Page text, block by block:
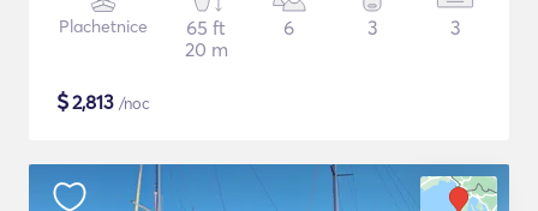
Plachetnice
65 ft
20 m
6 3 3
$2,813 /noc